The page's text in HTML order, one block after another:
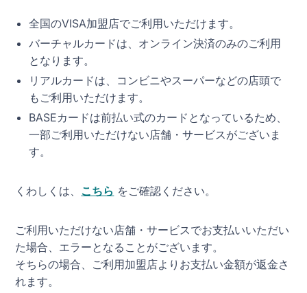
全国のVISA加盟店でご利用いただけます。
バーチャルカードは、オンライン決済のみのご利用
となります。
リアルカードは、コンビニやスーパーなどの店頭で
もご利用いただけます。
BASEカードは前払い式のカードとなっているため、
一部ご利用いただけない店舗・サービスがございま
す。
くわしくは、 こちら をご確認ください。
ご利用いただけない店舗・サービスでお支払いいただい
た場合、エラーとなることがございます。
そちらの場合、ご利用加盟店よりお支払い金額が返金さ
れます。